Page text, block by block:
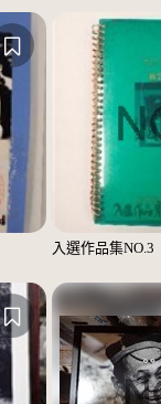
入選作品集NO.3